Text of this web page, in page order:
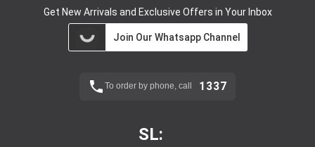
Get New Arrivals and Exclusive Offers in Your Inbox
Join Our Whatsapp Channel
To order by phone, call 1337
SL: